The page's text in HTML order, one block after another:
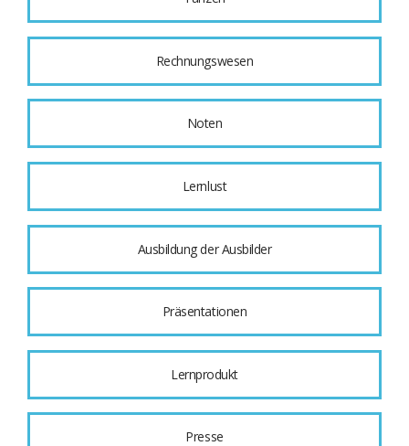
Rechnungswesen
Noten
Lernlust
Ausbildung der Ausbilder
Präsentationen
Lernprodukt
Presse